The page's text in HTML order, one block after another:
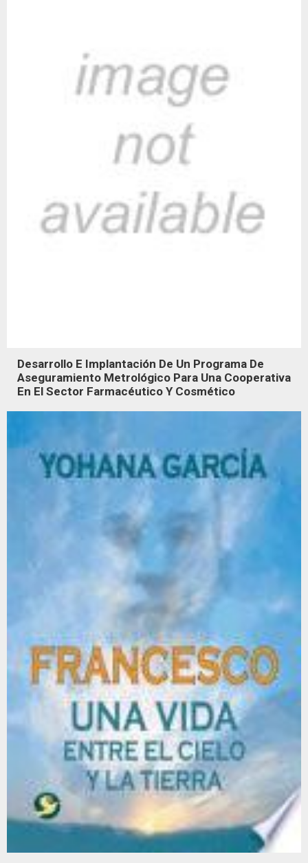
Desarrollo E Implantación De Un Programa De
Aseguramiento Metrológico Para Una Cooperativa
En El Sector Farmacéutico Y Cosmético